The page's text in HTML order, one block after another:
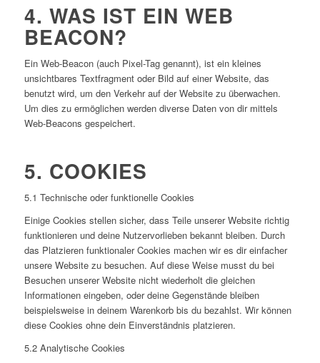
4. WAS IST EIN WEB
BEACON?
Ein Web-Beacon (auch Pixel-Tag genannt), ist ein kleines
unsichtbares Textfragment oder Bild auf einer Website, das
benutzt wird, um den Verkehr auf der Website zu überwachen.
Um dies zu ermöglichen werden diverse Daten von dir mittels
Web-Beacons gespeichert.
5. COOKIES
5.1 Technische oder funktionelle Cookies
Einige Cookies stellen sicher, dass Teile unserer Website richtig
funktionieren und deine Nutzervorlieben bekannt bleiben. Durch
das Platzieren funktionaler Cookies machen wir es dir einfacher
unsere Website zu besuchen. Auf diese Weise musst du bei
Besuchen unserer Website nicht wiederholt die gleichen
Informationen eingeben, oder deine Gegenstände bleiben
beispielsweise in deinem Warenkorb bis du bezahlst. Wir können
diese Cookies ohne dein Einverständnis platzieren.
5.2 Analytische Cookies